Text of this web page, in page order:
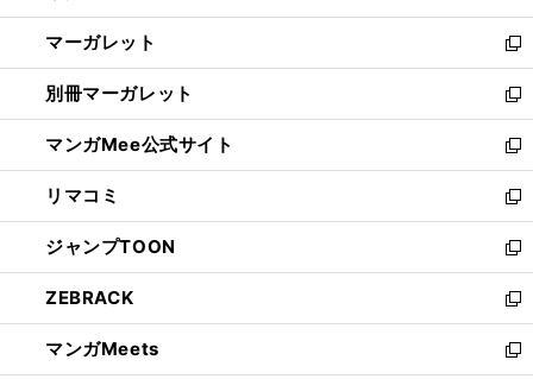
開
く
ウ
で
開
く
ン
ド
ウ
で
開
く
し
い
ウ
ィ
ン
ド
ウ
で
開
く
マーガレット
新
し
い
ウ
ィ
ン
ド
ウ
で
開
く
別冊マーガレット
新
し
い
ウ
ィ
ン
ド
ウ
で
開
く
マンガMee公式サイト
新
し
い
ウ
ィ
ン
ド
ウ
で
開
リマコミ
新
し
い
ウ
ィ
ン
ド
ジャンプTOON
新
し
い
ウ
ィ
ZEBRACK
新
し
い
マンガMeets
新